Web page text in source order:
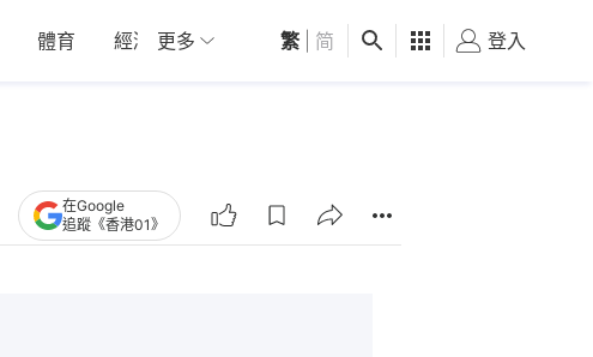
體育 經濟 01深圳 觀點 健康 好食玩飛
更多 繁 简 登入
在Google
追蹤《香港01》